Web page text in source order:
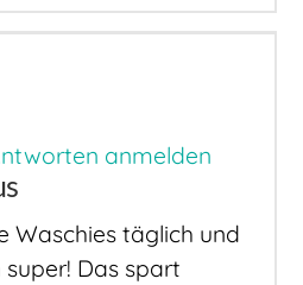
anmelden
Waschies täglich und
Das spart